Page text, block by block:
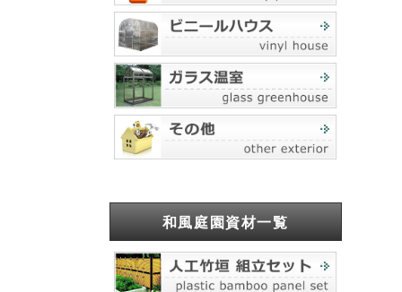
和風庭園資材一覧